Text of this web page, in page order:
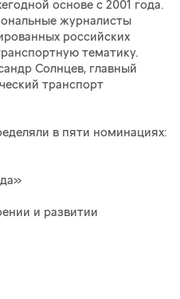
основе с 2001 года.
журналисты
российских
тематику.
Солнцев, главный
транспорт
в пяти номинациях:
и развитии